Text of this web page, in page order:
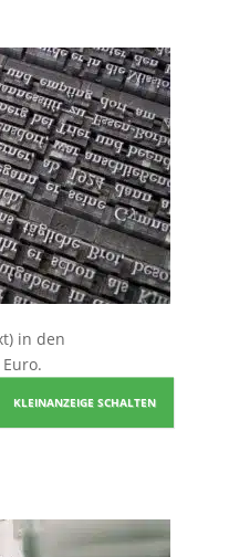
in den
KLEINANZEIGE SCHALTEN